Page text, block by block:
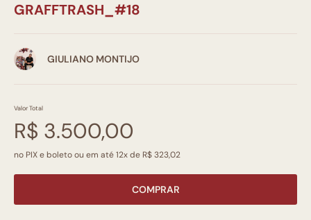
GRAFFTRASH_#18
GIULIANO MONTIJO
Valor Total
R$ 3.500,00
no PIX e boleto ou em até 12x de R$ 323,02
COMPRAR